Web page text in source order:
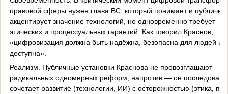
правовой сферы нужен глава ВС, который понимает и публично
акцентирует значение технологий, но одновременно требует
этических и процессуальных гарантий. Как говорил Краснов,
«цифровизация должна быть надёжна, безопасна для людей и
доступна».
Реализм. Публичные установки Краснова не провозглашают
радикальных одномерных реформ; напротив — он
сочетает развитие (технологии, ИИ) с осторожностью (этика,